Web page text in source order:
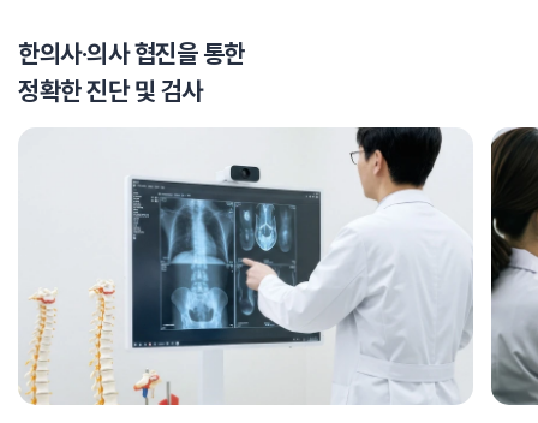
한의사·의사 협진을 통한
정확한 진단 및 검사